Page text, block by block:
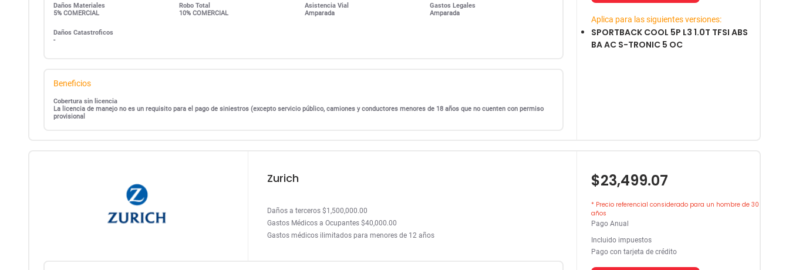
Daños Materiales
5% COMERCIAL
Robo Total
10% COMERCIAL
Asistencia Vial
Amparada
Gastos Legales
Amparada
Daños Catastroficos
-
Beneficios
Cobertura sin licencia
La licencia de manejo no es un requisito para el pago de siniestros (excepto servicio público, camiones y conductores menores de 18 años que no cuenten con permiso
provisional
Aplica para las siguientes versiones:
SPORTBACK COOL 5P L3 1.0T TFSI ABS
BA AC S-TRONIC 5 OC
Zurich
Daños a terceros $1,500,000.00
Gastos Médicos a Ocupantes $40,000.00
Gastos médicos ilimitados para menores de 12 años
$23,499.07
* Precio referencial considerado para un hombre de 30
años
Pago Anual
Incluido impuestos
Pago con tarjeta de crédito